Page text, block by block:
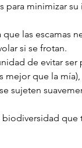
para minimizar
si se frotan.
mejor que la
sujeten
biodiversidad